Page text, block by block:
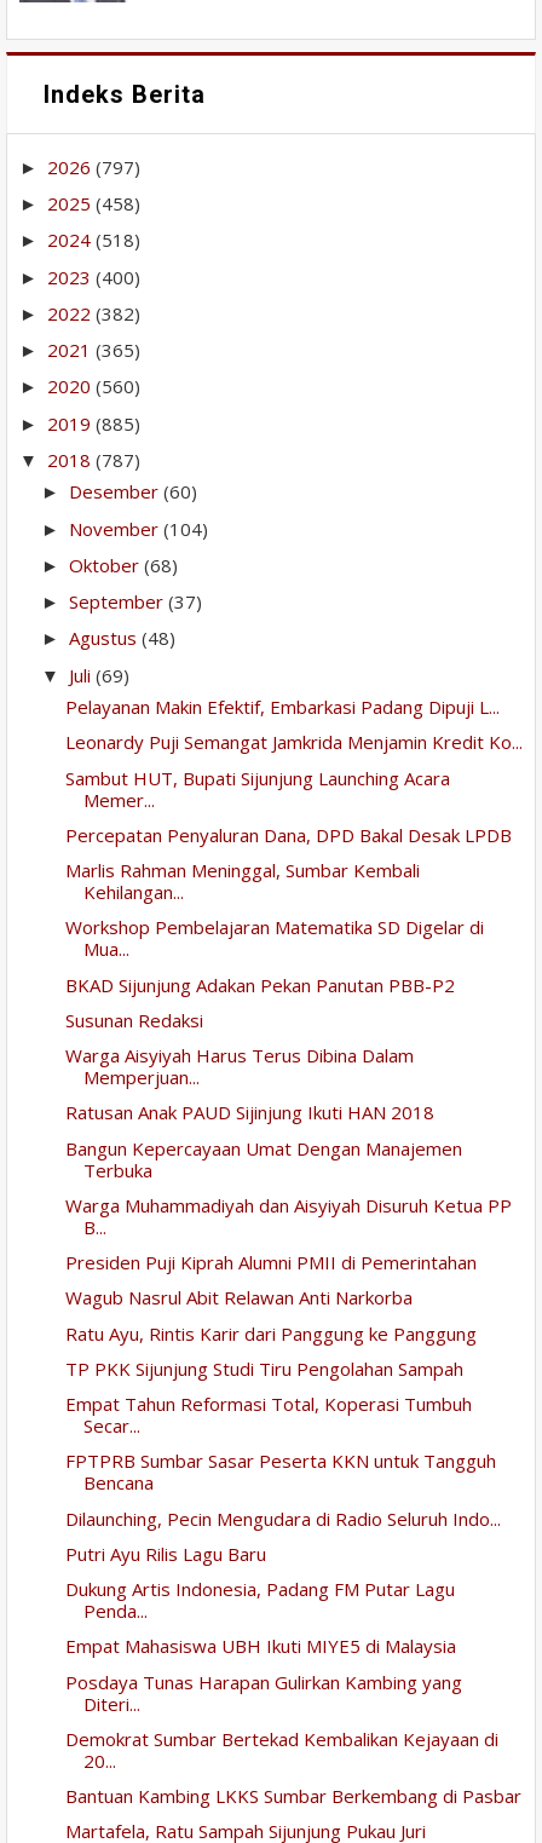
Indeks Berita
► 2026 (797)
► 2025 (458)
► 2024 (518)
► 2023 (400)
► 2022 (382)
► 2021 (365)
► 2020 (560)
► 2019 (885)
▼ 2018 (787)
► Desember (60)
► November (104)
► Oktober (68)
► September (37)
► Agustus (48)
▼ Juli (69)
Pelayanan Makin Efektif, Embarkasi Padang Dipuji L...
Leonardy Puji Semangat Jamkrida Menjamin Kredit Ko...
Sambut HUT, Bupati Sijunjung Launching Acara
Memer...
Percepatan Penyaluran Dana, DPD Bakal Desak LPDB
Marlis Rahman Meninggal, Sumbar Kembali
Kehilangan...
Workshop Pembelajaran Matematika SD Digelar di
Mua...
BKAD Sijunjung Adakan Pekan Panutan PBB-P2
Susunan Redaksi
Warga Aisyiyah Harus Terus Dibina Dalam
Memperjuan...
Ratusan Anak PAUD Sijinjung Ikuti HAN 2018
Bangun Kepercayaan Umat Dengan Manajemen
Terbuka
Warga Muhammadiyah dan Aisyiyah Disuruh Ketua PP
B...
Presiden Puji Kiprah Alumni PMII di Pemerintahan
Wagub Nasrul Abit Relawan Anti Narkorba
Ratu Ayu, Rintis Karir dari Panggung ke Panggung
TP PKK Sijunjung Studi Tiru Pengolahan Sampah
Empat Tahun Reformasi Total, Koperasi Tumbuh
Secar...
FPTPRB Sumbar Sasar Peserta KKN untuk Tangguh
Bencana
Dilaunching, Pecin Mengudara di Radio Seluruh Indo...
Putri Ayu Rilis Lagu Baru
Dukung Artis Indonesia, Padang FM Putar Lagu
Penda...
Empat Mahasiswa UBH Ikuti MIYE5 di Malaysia
Posdaya Tunas Harapan Gulirkan Kambing yang
Diteri...
Demokrat Sumbar Bertekad Kembalikan Kejayaan di
20...
Bantuan Kambing LKKS Sumbar Berkembang di Pasbar
Martafela, Ratu Sampah Sijunjung Pukau Juri